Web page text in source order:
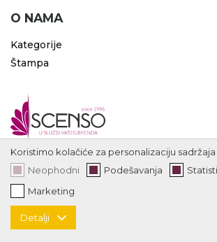
O NAMA
Kategorije
Štampa
Copyright 1996 - 2026 Scenso | code
Koristimo kolačiće za personalizaciju sadržaja
Neophodni
Podešavanja
Marketing
Detalji